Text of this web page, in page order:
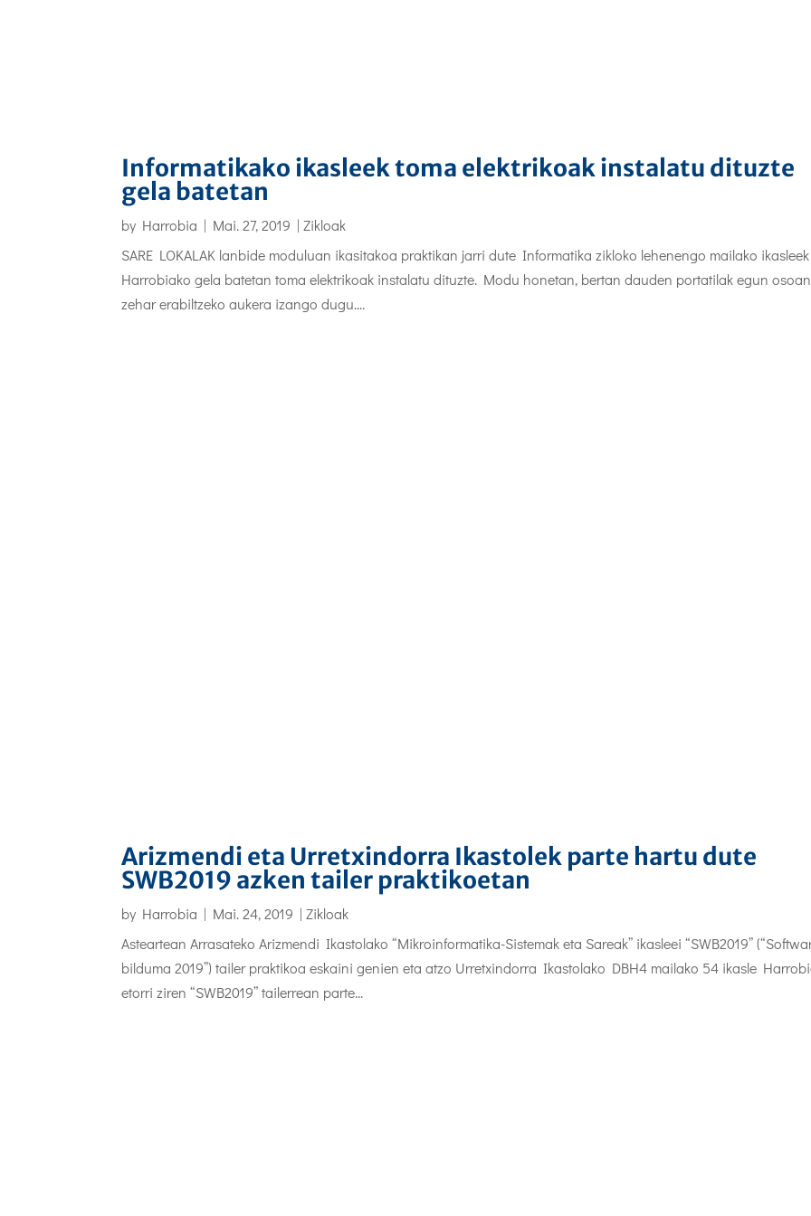
Informatikako ikasleek toma elektrikoak instalatu dituzte
gela batetan
by Harrobia | Mai. 27, 2019 |Zikloak
SARE LOKALAK lanbide moduluan ikasitakoa praktikan jarri dute Informatika zikloko lehenengo mailako
Harrobiako gela batetan toma elektrikoak instalatu dituzte. Modu honetan, bertan dauden portatilak egun osoan
zehar erabiltzeko aukera izango dugu....
Arizmendi eta Urretxindorra Ikastolek parte hartu dute
SWB2019 azken tailer praktikoetan
by Harrobia | Mai. 24, 2019 |Zikloak
Asteartean Arrasateko Arizmendi Ikastolako “Mikroinformatika-Sistemak eta Sareak” ikasleei “SWB2019”
bilduma 2019”) tailer praktikoa eskaini genien eta atzo Urretxindorra Ikastolako DBH4 mailako 54 ikasle
etorri ziren “SWB2019” tailerrean parte...